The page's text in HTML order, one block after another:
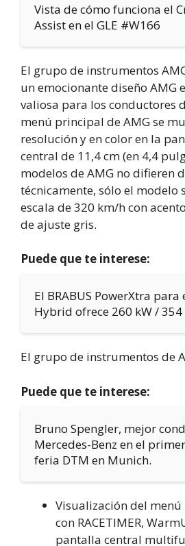
Vista de cómo funciona el
Assist en el GLE #W166
El grupo de instrumentos
un emocionante diseño AMG
valiosa para los conductores
menú principal de AMG se
resolución y en color en la
central de 11,4 cm (en 4,4
modelos de AMG no difieren
técnicamente, sólo el modelo
escala de 320 km/h con
de ajuste gris.
Puede que te interese:
El BRABUS PowerXtra para
Hybrid ofrece 260 kW / 354
El grupo de instrumentos de
Puede que te interese:
Bruno Spengler, mejor
Mercedes-Benz en el
feria DTM en Munich.
Visualización del
con RACETIMER,
pantalla central